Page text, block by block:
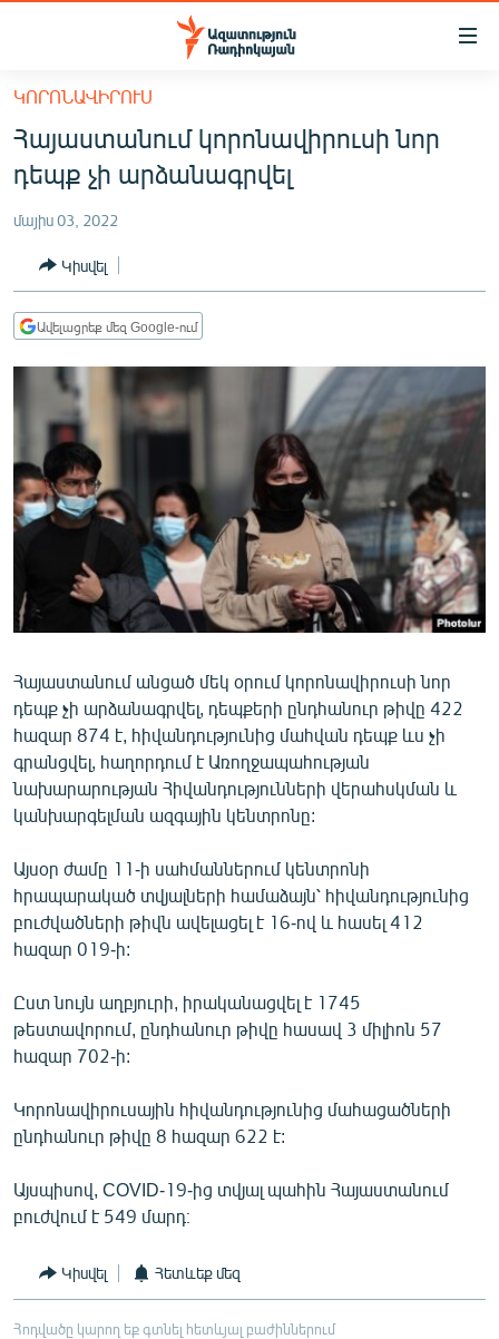
Մատչելիության
հիմնական
բովանդակությանը
Անցնել
հիմնական
մենյուին
ՀԱՅԱՍՏԱՆ
ՔԱՂԱՔԱԿԱՆ
ԸՆՏՐՈՒԹՅՈՒՆՆԵՐ 2026
ԻՐԱՎՈՒՆՔ
ՀԱՍԱՐԱԿՈՒԹՅՈՒՆ
ՂԱՐԱԲԱՂ
ՊԱՏԵՐԱԶՄԻ 6 ՇԱԲԱԹՆԵՐԸ
ՏԱՐԱԾԱՇՐՋԱՆ
ՄԻՋԱԶԳԱՅԻՆ
ՄՇԱԿՈՒՅԹ
ՍՊՈՐՏ
ՄԵԿՆԱԲԱՆՈՒԹՅՈՒՆ
ՏՏ ԵՒ ԻՆՏԵՐՆԵՏ
ԿՈՐՈՆԱՎԻՐՈՒՍ
ԱՐԽԻՎ
ՏԵՍԱՆՅՈՒԹԵՐ
ՁԳՏԵԼՈՎ ԼԱՎԱԳՈՒՅՆԻՆ
ՓՈԴՔԱՍԹ
English
Русский
ՀԵՏԵՎԵՔ ՄԵԶ
«Ազատության» բոլոր կայքերը
ԿՈՐՈՆԱՎԻՐՈՒՍ
Հայաստանում կորոնավիրուսի նոր
դեպք չի արձանագրվել
մայիս 03, 2022
Կիսվել
Ավելացրեք մեզ Google-ում
Հայաստանում անցած մեկ օրում կորոնավիրուսի նոր
դեպք չի արձանագրվել, դեպքերի ընդհանուր թիվը 422
հազար 874 է, հիվանդությունից մահվան դեպք ևս չի
գրանցվել, հաղորդում է Առողջապահության
նախարարության Հիվանդությունների վերահսկման և
կանխարգելման ազգային կենտրոնը:
Այսօր ժամը 11-ի սահմաններում կենտրոնի
հրապարակած տվյալների համաձայն՝ հիվանդությունից
բուժվածների թիվն ավելացել է 16-ով և հասել 412
հազար 019-ի:
Ըստ նույն աղբյուրի, իրականացվել է 1745
թեստավորում, ընդհանուր թիվը հասավ 3 միլիոն 57
հազար 702-ի:
Կորոնավիրուսային հիվանդությունից մահացածների
ընդհանուր թիվը 8 հազար 622 է:
Այսպիսով, COVID-19-ից տվյալ պահին Հայաստանում
բուժվում է 549 մարդ։
Կիսվել Հետևեք մեզ
Հոդվածը կարող եք գտնել հետևյալ բաժիններում